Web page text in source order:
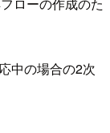
中の場合の2次